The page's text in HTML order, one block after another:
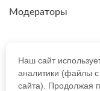
Модераторы
Наш сайт
аналитики (файлы
сайта). Продолжая